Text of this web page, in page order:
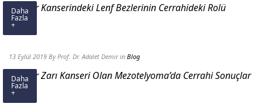
Akciğer Kanserindeki Lenf Bezlerinin Cerrahideki Rolü
Daha
Fazla
+
13 Eylül 2019 By Prof. Dr. Adalet Demir in Blog
Akciğer Zarı Kanseri Olan Mezotelyoma’da Cerrahi Sonuçlar
Daha
Fazla
+